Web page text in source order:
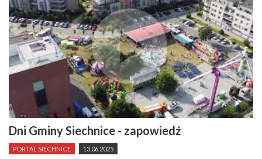
Dni Gminy Siechnice - zapowiedź
PORTAL SIECHNICE 13.06.2025